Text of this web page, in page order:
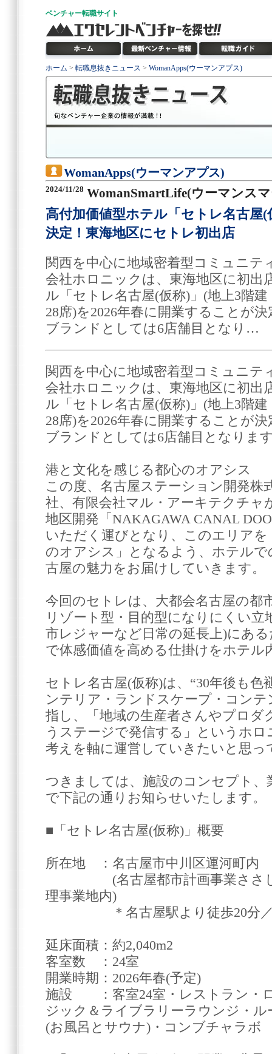
ベンチャー転職サイト
ホーム > 転職息抜きニュース > WomanApps(ウーマンアプス)
WomanApps(ウーマンアプス)
2024/11/28 WomanSmartLife(ウーマンス
高付加価値型ホテル「セトレ名古屋(
決定！東海地区にセトレ初出店
関西を中心に地域密着型コミュニテ
会社ホロニックは、東海地区に初出
ル「セトレ名古屋(仮称)」(地上3階
28席)を2026年春に開業することが
ブランドとしては6店舗目となり…
関西を中心に地域密着型コミュニテ
会社ホロニックは、東海地区に初出
ル「セトレ名古屋(仮称)」(地上3階
28席)を2026年春に開業することが
ブランドとしては6店舗目となりま
港と文化を感じる都心のオアシス
この度、名古屋ステーション開発株
社、有限会社マル・アーキテクチャ
地区開発「NAKAGAWA CANAL
いただく運びとなり、このエリア
のオアシス」となるよう、ホテル
古屋の魅力をお届けしていきます。
今回のセトレは、大都会名古屋の都
リゾート型・目的型になりにくい立
市レジャーなど日常の延長上)にあ
で体感価値を高める仕掛けをホテル
セトレ名古屋(仮称)は、“30年後も色
ンテリア・ランドスケープ・コン
指し、「地域の生産者さんやプロダ
うステージで発信する」というホ
考えを軸に運営していきたいと思っ
つきましては、施設のコンセプト
で下記の通りお知らせいたします。
■「セトレ名古屋(仮称)」概要
所在地 ：名古屋市中川区運河町内
(名古屋都市計画事業ささし
理事業地内)
＊名古屋駅より徒歩20分／
延床面積：約2,040m2
客室数 ：24室
開業時期：2026年春(予定)
施設 ：客室24室・レストラン・
ジック＆ライブラリーラウンジ・
(お風呂とサウナ)・コンブチャラボ